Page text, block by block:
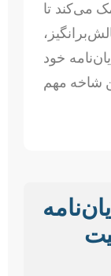
می‌کند تا
خود
شاخه مهم